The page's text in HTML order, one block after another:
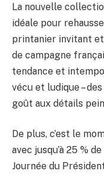
La nouvelle
idéale pour
printanier invitant
de campagne
tendance et
vécu et ludique –
goût aux détails
De plus, c’est le
avec jusqu’à 25 %
Journée du